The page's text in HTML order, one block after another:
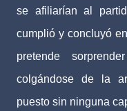
se afiliarían al
cumplió y concluyó
pretende
colgándose de la
puesto sin ninguna